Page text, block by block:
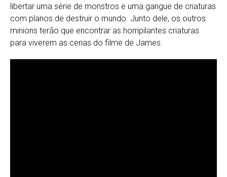
libertar uma série de monstros e uma gangue de criaturas
com planos de destruir o mundo. Junto dele, os outros
minions terão que encontrar as horripilantes criaturas
para viverem as cenas do filme de James.